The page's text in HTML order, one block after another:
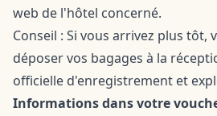
web de l'hôtel concerné.
Conseil : Si vous arrivez plus tôt,
déposer vos bagages à la
officielle d'enregistrement et
Informations dans votre